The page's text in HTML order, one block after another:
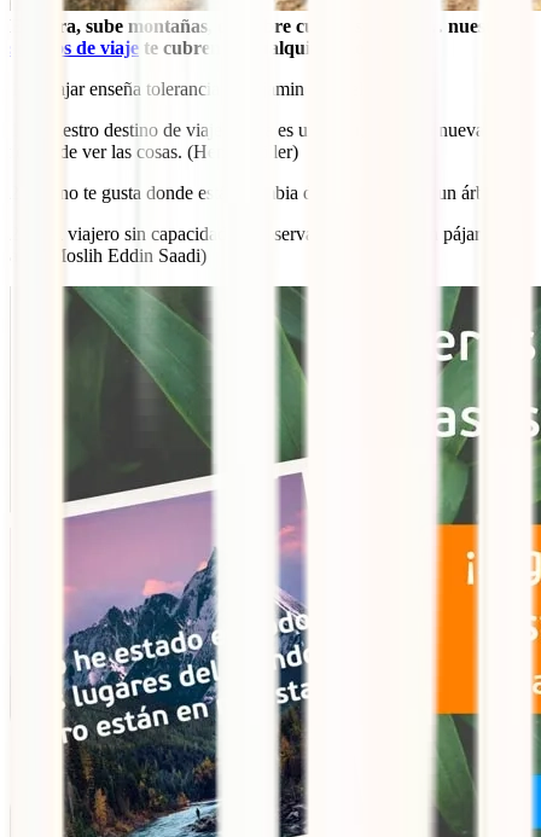
Explora, sube montañas, descubre culturas lejanas… nuestros
seguros de viaje te cubren en cualquier sitio
18. Viajar enseña tolerancia (Benjamin Disraeli)
19. Nuestro destino de viaje nunca es un lugar, sino una nueva
forma de ver las cosas. (Henry Miller)
20. Si no te gusta donde estás, cambia de lugar. No eres un árbol
21. Un viajero sin capacidad de observación es como un pájaro sin
alas (Moslih Eddin Saadi)